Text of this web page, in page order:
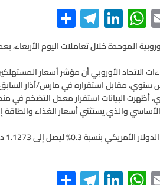
E
m
ail
W
h
at
s
A
p
p
Li
n
ke
dI
n
Te
le
gr
a
m
S
h
ar
e
الموحدة خلال تعاملات اليوم
مقابل استقراره في مارس/آذار
البيانات استقرار معدل التضخم في
إلى 1.1273 دولار في الساعة 1:53 مساءً بتوقيت مكة المكرمة.